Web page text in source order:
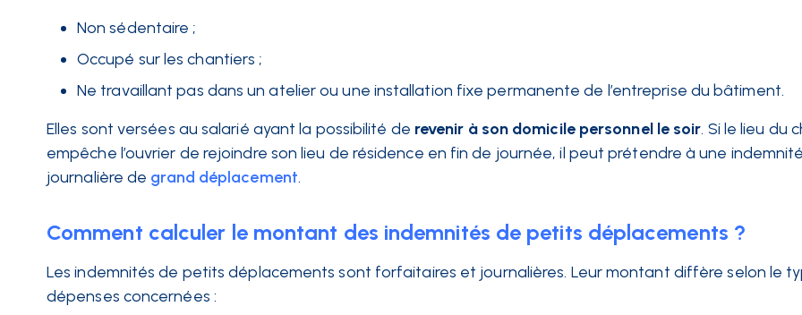
Non sédentaire ;
Occupé sur les chantiers ;
Ne travaillant pas dans un atelier ou une installation fixe permanente de l’entreprise du bâtiment.
Elles sont versées au salarié ayant la possibilité de revenir à son domicile personnel le soir. Si le lieu du
empêche l’ouvrier de rejoindre son lieu de résidence en fin de journée, il peut prétendre à une
journalière de grand déplacement.
Comment calculer le montant des indemnités de petits déplacements ?
Les indemnités de petits déplacements sont forfaitaires et journalières. Leur montant diffère selon le
dépenses concernées :